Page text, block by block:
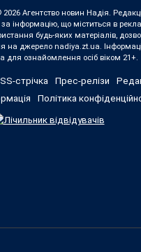
Агентство новин Надія.
за інформацію, що міститься в
будь-яких матеріалів,
на джерело nadiya.zt.ua.
для ознайомлення осіб віком 21+.
стрічка Прес-релізи
Політика